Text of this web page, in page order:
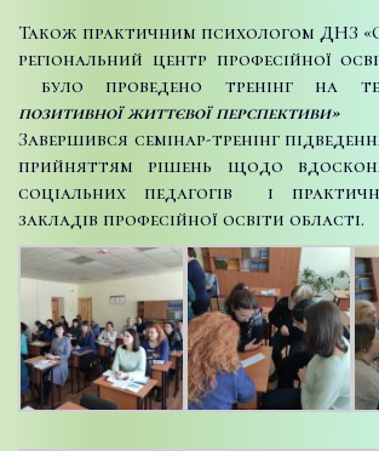
Також практичним психологом ДНЗ
регіональний центр професійної
було проведено тренінг на
позитивної життєвої перспективи»
Завершився семінар-тренінг
прийняттям рішень щодо
соціальних педагогів і
закладів професійної освіти області.